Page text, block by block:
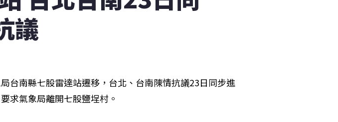
議
台南縣七股雷達站遷移，台北、台南陳情抗議23日同步進
求氣象局離開七股鹽埕村。